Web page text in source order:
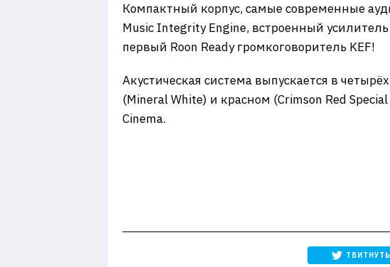
Компактный корпус, самые современные
Music Integrity Engine, встроенный
первый Roon Ready громкоговоритель KEF!
Акустическая система выпускается в
(Mineral White) и красном (Crimson Red
Cinema.
ТВИТНУТЬ